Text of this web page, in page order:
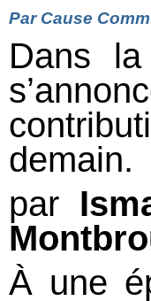
ParCause
Dans
demain.
par
À une